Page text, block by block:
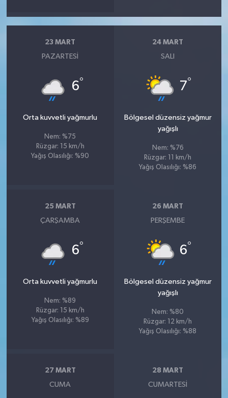
23 MART
PAZARTESI
6°
Orta kuvvetli yağmurlu
Nem: %75
Rüzgar: 15 km/h
Yağış Olasılığı: %90
24 MART
SALI
7°
Bölgesel düzensiz yağmur
yağışlı
Nem: %76
Rüzgar: 11 km/h
Yağış Olasılığı: %86
25 MART
ÇARŞAMBA
6°
Orta kuvvetli yağmurlu
Nem: %89
Rüzgar: 15 km/h
Yağış Olasılığı: %89
26 MART
PERŞEMBE
6°
Bölgesel düzensiz yağmur
yağışlı
Nem: %80
Rüzgar: 12 km/h
Yağış Olasılığı: %88
27 MART
CUMA
28 MART
CUMARTESI